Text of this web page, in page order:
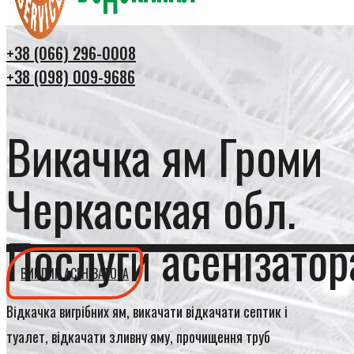
+38 (066) 296-0008
+38 (098) 009-9686
Викачка ям Громи
Черкасская обл.
Послуги
ВИКЛИК АСЕНІЗАТОРА
Відкачка вигрібних ям, викачати відкачати септик і
туалет, відкачати зливну яму, прочищення труб